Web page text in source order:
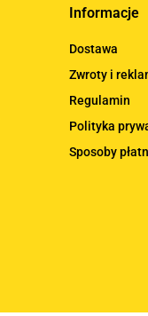
Informacje
Dostawa
Zwroty i
Regulamin
Polityka
Sposoby